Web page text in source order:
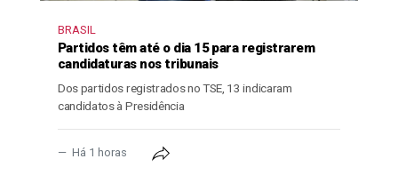
BRASIL
Partidos têm até o dia 15 para registrarem
candidaturas nos tribunais
Dos partidos registrados no TSE, 13 indicaram
candidatos à Presidência
Há 1 horas